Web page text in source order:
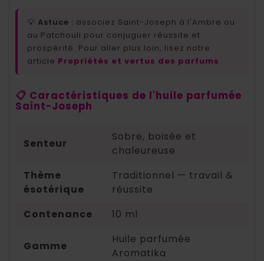
💡 Astuce : associez Saint-Joseph à l'Ambre ou
au Patchouli pour conjuguer réussite et
prospérité. Pour aller plus loin, lisez notre
article Propriétés et vertus des parfums.
📋 Caractéristiques de l'huile parfumée
Saint-Joseph
Senteur
Sobre, boisée et
chaleureuse
Thème
ésotérique
Traditionnel — travail &
réussite
Contenance
10 ml
Gamme
Huile parfumée
Aromatika